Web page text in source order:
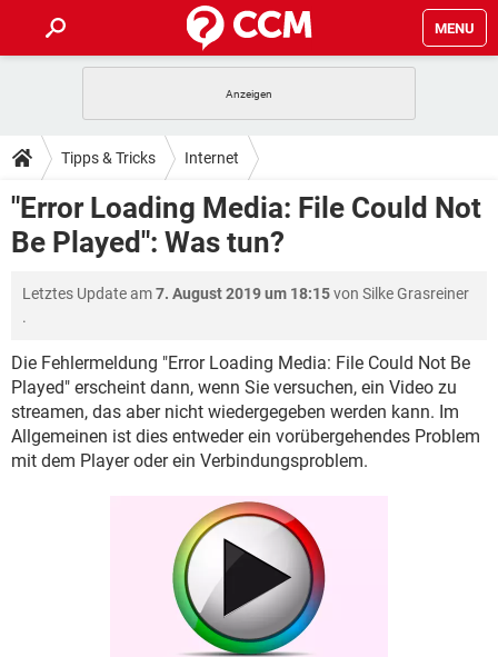
MENU
ANDROID
WINDOWS 10 INSTAGRAM
WHATSAPP TIKTOK
TIPPS & TRICKS
SPIELE
ANDROID IOS
WINDOWS 10
WHATSAPP TIKTOK
DOWNLOADS
SPIELE STREAMING
WHATSAPP TIKTOK
FACEBOOK HARDWARE
FORUM
SPIELE STREAMING
WINDOWS 10 INSTAGRAM
WHATSAPP TIKTOK
FACEBOOK HARDWARE
SPIELE STREAMING
ANDROID IOS
WINDOWS 10 INSTAGRAM
WHATSAPP TIKTOK
HARDWARE
Tipps & Tricks Internet
"Error Loading Media: File Could Not
Be Played": Was tun?
Letztes Update am7. August 2019 um 18:15von Silke Grasreiner
.
Die Fehlermeldung "Error Loading Media: File Could Not Be
Played" erscheint dann, wenn Sie versuchen, ein Video zu
streamen, das aber nicht wiedergegeben werden kann. Im
Allgemeinen ist dies entweder ein vorübergehendes Problem
mit dem Player oder ein Verbindungsproblem.